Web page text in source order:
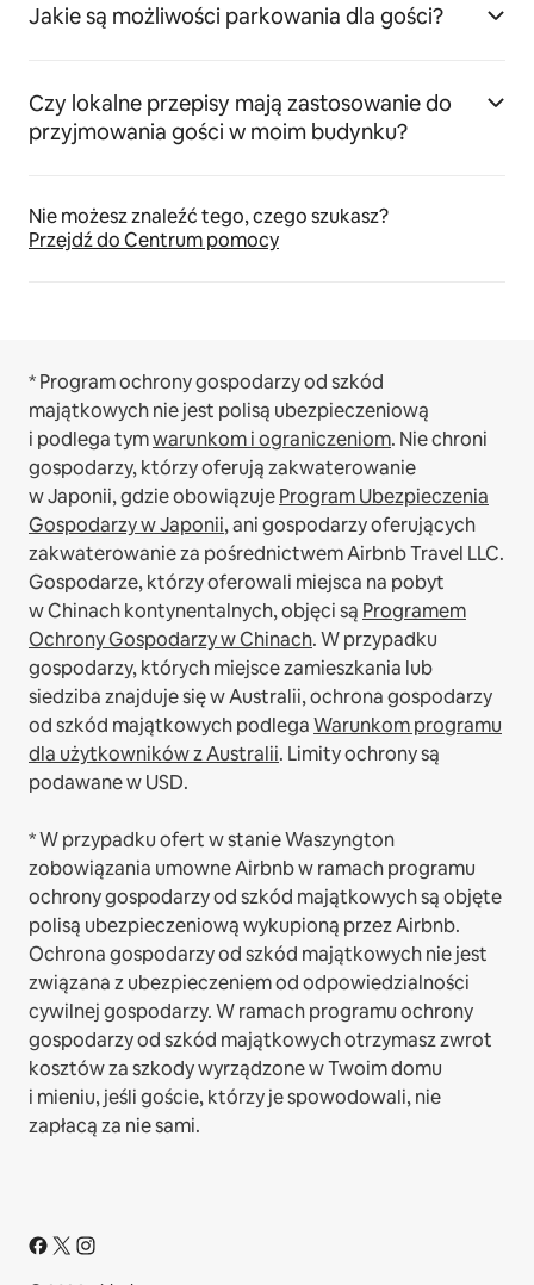
Jakie są możliwości parkowania dla gości?
Czy lokalne przepisy mają zastosowanie do
przyjmowania gości w moim budynku?
Nie możesz znaleźć tego, czego szukasz?
Przejdź do Centrum pomocy
* Program ochrony gospodarzy od szkód
majątkowych nie jest polisą ubezpieczeniową
i podlega tymwarunkom i ograniczeniom. Nie chroni
gospodarzy, którzy oferują zakwaterowanie
w Japonii, gdzie obowiązujeProgram Ubezpieczenia
Gospodarzy w Japonii, ani gospodarzy oferujących
zakwaterowanie za pośrednictwem Airbnb Travel LLC.
Gospodarze, którzy oferowali miejsca na pobyt
w Chinach kontynentalnych, objęci są Programem
Ochrony Gospodarzy w Chinach.W przypadku
gospodarzy, których miejsce zamieszkania lub
siedziba znajduje się w Australii, ochrona gospodarzy
od szkód majątkowych podlegaWarunkom programu
dla użytkowników z Australii. Limity ochrony są
podawane w USD.
* W przypadku ofert w stanie Waszyngton
zobowiązania umowne Airbnb w ramach programu
ochrony gospodarzy od szkód majątkowych są objęte
polisą ubezpieczeniową wykupioną przez Airbnb.
Ochrona gospodarzy od szkód majątkowych nie jest
związana z ubezpieczeniem od odpowiedzialności
cywilnej gospodarzy. W ramach programu ochrony
gospodarzy od szkód majątkowych otrzymasz zwrot
kosztów za szkody wyrządzone w Twoim domu
i mieniu, jeśli goście, którzy je spowodowali, nie
zapłacą za nie sami.